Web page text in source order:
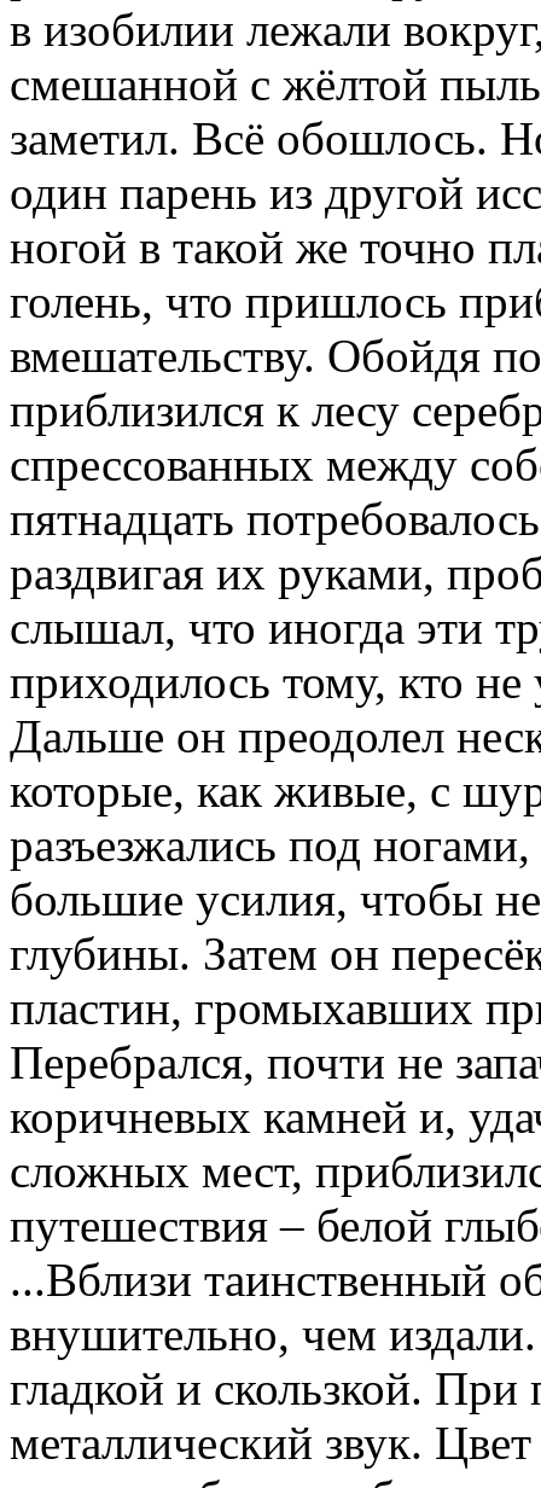
в изобилии лежали
смешанной с жёлтой
заметил. Всё обошлось.
один парень из другой
ногой в такой же точно
голень, что пришлось
вмешательству. Обойдя
приблизился к лесу
спрессованных между
пятнадцать
раздвигая их руками,
слышал, что иногда эти
приходилось тому, кто не
Дальше он преодолел
которые, как живые, с
разъезжались под
большие усилия, чтобы
глубины. Затем он
пластин, громыхавших
Перебрался, почти не
коричневых камней и,
сложных мест,
путешествия – белой
...Вблизи таинственный
внушительно, чем
гладкой и скользкой. При
металлический звук.